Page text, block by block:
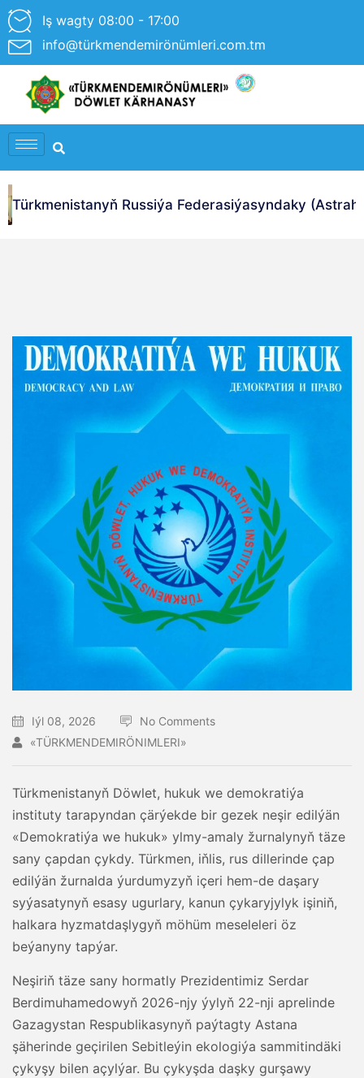
Iş wagty 08:00 - 17:00
info@türkmendemirönümleri.com.tm
Türkmenistanyň Russiýa Federasiýasyndaky
Iýl 08, 2026
No Comments
«TÜRKMENDEMIRÖNIMLERI»
Türkmenistanyň Döwlet, hukuk we demokratiýa
instituty tarapyndan çärýekde bir gezek neşir edilýän
«Demokratiýa we hukuk» ylmy-amaly žurnalynyň täze
sany çapdan çykdy. Türkmen, iňlis, rus dillerinde çap
edilýän žurnalda ýurdumyzyň içeri hem-de daşary
syýasatynyň esasy ugurlary, kanun çykaryjylyk işiniň,
halkara hyzmatdaşlygyň möhüm meseleleri öz
beýanyny tapýar.
Neşiriň täze sany hormatly Prezidentimiz Serdar
Berdimuhamedowyň 2026-njy ýylyň 22-nji aprelinde
Gazagystan Respublikasynyň paýtagty Astana
şäherinde geçirilen Sebitleýin ekologiýa sammitindäki
çykyşy bilen açylýar. Bu çykyşda daşky gurşawy